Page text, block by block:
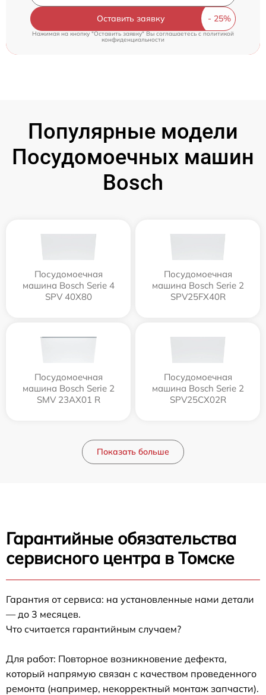
Оставить заявку
Нажимая на кнопку "Оставить заявку" Вы соглашаетесь cполитикой
конфиденциальности
Популярные модели
Посудомоечных машин
Bosch
Посудомоечная
машина Bosch Serie 4
SPV 40X80
Посудомоечная
машина Bosch Serie 2
SPV25FX40R
Посудомоечная
машина Bosch Serie 2
SMV 23AX01 R
Посудомоечная
машина Bosch Serie 2
SPV25CX02R
Показать больше
Гарантийные обязательства
сервисного центра в Томске
Гарантия от сервиса: на установленные нами детали
— до 3 месяцев.
Что считается гарантийным случаем?
Для работ: Повторное возникновение дефекта,
который напрямую связан с качеством проведенного
ремонта (например, некорректный монтаж запчасти).